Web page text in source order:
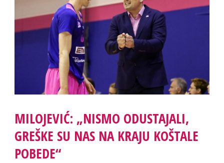
MILOJEVIĆ: „NISMO ODUSTAJALI,
GREŠKE SU NAS NA KRAJU KOŠTALE
POBEDE“